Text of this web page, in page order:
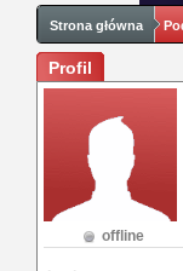
Strona główna
Profil
offline